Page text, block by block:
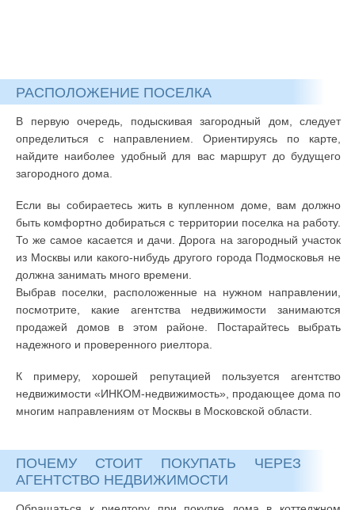
РАСПОЛОЖЕНИЕ ПОСЕЛКА
В первую очередь, подыскивая загородный дом, следует
определиться с направлением. Ориентируясь по карте,
найдите наиболее удобный для вас маршрут до будущего
загородного дома.
Если вы собираетесь жить в купленном доме, вам должно
быть комфортно добираться с территории поселка на работу.
То же самое касается и дачи. Дорога на загородный участок
из Москвы или какого-нибудь другого города Подмосковья не
должна занимать много времени.
Выбрав поселки, расположенные на нужном направлении,
посмотрите, какие агентства недвижимости занимаются
продажей домов в этом районе. Постарайтесь выбрать
надежного и проверенного риелтора.
К примеру, хорошей репутацией пользуется агентство
недвижимости «ИНКОМ-недвижимость», продающее дома по
многим направлениям от Москвы в Московской области.
ПОЧЕМУ СТОИТ ПОКУПАТЬ ЧЕРЕЗ
АГЕНТСТВО НЕДВИЖИМОСТИ